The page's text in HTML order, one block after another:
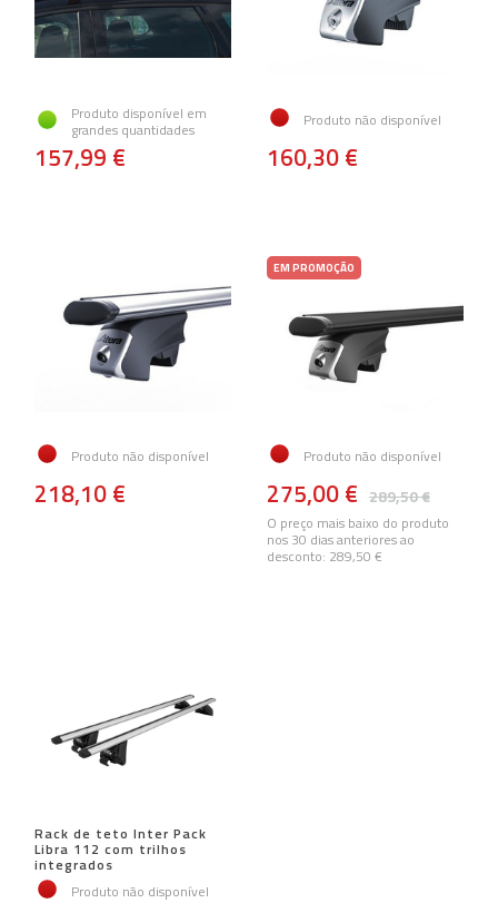
Produto disponível em
grandes quantidades
157,99 €
Produto não disponível
160,30 €
Produto não disponível
218,10 €
EM PROMOÇÃO
Produto não disponível
289,50 €
275,00 €
O preço mais baixo do produto
nos 30 dias anteriores ao
desconto: 289,50 €
Rack de teto Inter Pack
Libra 112 com trilhos
integrados
Produto não disponível